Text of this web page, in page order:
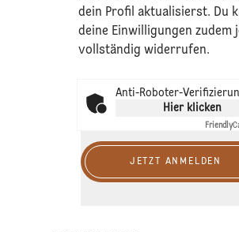
dein Profil aktualisierst. Du
deine Einwilligungen zudem
vollständig widerrufen.
Anti-Roboter-
Hier klicken
Friendly
JETZT ANMELDEN